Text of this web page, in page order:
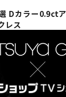
Dカラー0.9ct
レス